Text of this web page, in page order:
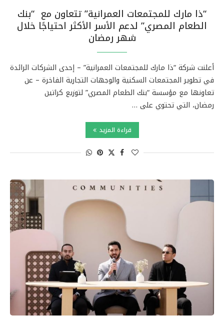
“ذا مارك للمجتمعات العمرانية” تتعاون مع “بنك
الطعام المصري” لدعم الأسر الأكثر احتياجًا خلال
شهر رمضان
أعلنت شركة “ذا مارك للمجتمعات العمرانية” – إحدى الشركات الرائدة
في تطوير المجتمعات السكنية والوجهات التجارية الفاخرة – عن
تعاونها مع مؤسسة “بنك الطعام المصري” لتوزيع كراتين
رمضان، التي تحتوي على …
قراءة المزيد